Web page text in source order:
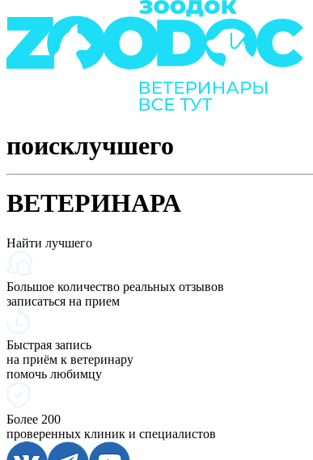
поисклучшего
ВЕТЕРИНАРА
Найти лучшего
Большое количество реальных отзывов
записаться на прием
Быстрая запись
на приём к ветеринару
помочь любимцу
Более 200
проверенных клиник и специалистов